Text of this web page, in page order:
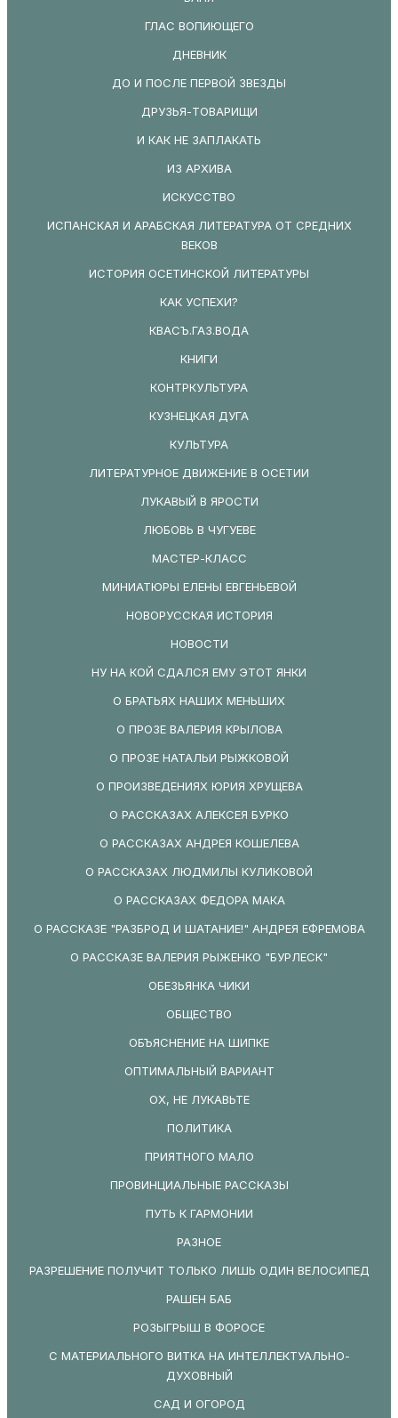
ГЛАС ВОПИЮЩЕГО
ДНЕВНИК
ДО И ПОСЛЕ ПЕРВОЙ ЗВЕЗДЫ
ДРУЗЬЯ-ТОВАРИЩИ
И КАК НЕ ЗАПЛАКАТЬ
ИЗ АРХИВА
ИСКУССТВО
ИСПАНСКАЯ И АРАБСКАЯ ЛИТЕРАТУРА ОТ СРЕДНИХ
ВЕКОВ
ИСТОРИЯ ОСЕТИНСКОЙ ЛИТЕРАТУРЫ
КАК УСПЕХИ?
КВАСЪ.ГАЗ.ВОДА
КНИГИ
КОНТРКУЛЬТУРА
КУЗНЕЦКАЯ ДУГА
КУЛЬТУРА
ЛИТЕРАТУРНОЕ ДВИЖЕНИЕ В ОСЕТИИ
ЛУКАВЫЙ В ЯРОСТИ
ЛЮБОВЬ В ЧУГУЕВЕ
МАСТЕР-КЛАСС
МИНИАТЮРЫ ЕЛЕНЫ ЕВГЕНЬЕВОЙ
НОВОРУССКАЯ ИСТОРИЯ
НОВОСТИ
НУ НА КОЙ СДАЛСЯ ЕМУ ЭТОТ ЯНКИ
О БРАТЬЯХ НАШИХ МЕНЬШИХ
О ПРОЗЕ ВАЛЕРИЯ КРЫЛОВА
О ПРОЗЕ НАТАЛЬИ РЫЖКОВОЙ
О ПРОИЗВЕДЕНИЯХ ЮРИЯ ХРУЩЕВА
О РАССКАЗАХ АЛЕКСЕЯ БУРКО
О РАССКАЗАХ АНДРЕЯ КОШЕЛЕВА
О РАССКАЗАХ ЛЮДМИЛЫ КУЛИКОВОЙ
О РАССКАЗАХ ФЕДОРА МАКА
О РАССКАЗЕ "РАЗБРОД И ШАТАНИЕ!" АНДРЕЯ ЕФРЕМОВА
О РАССКАЗЕ ВАЛЕРИЯ РЫЖЕНКО "БУРЛЕСК"
ОБЕЗЬЯНКА ЧИКИ
ОБЩЕСТВО
ОБЪЯСНЕНИЕ НА ШИПКЕ
ОПТИМАЛЬНЫЙ ВАРИАНТ
ОХ, НЕ ЛУКАВЬТЕ
ПОЛИТИКА
ПРИЯТНОГО МАЛО
ПРОВИНЦИАЛЬНЫЕ РАССКАЗЫ
ПУТЬ К ГАРМОНИИ
РАЗНОЕ
РАЗРЕШЕНИЕ ПОЛУЧИТ ТОЛЬКО ЛИШЬ ОДИН ВЕЛОСИПЕД
РАШЕН БАБ
РОЗЫГРЫШ В ФОРОСЕ
С МАТЕРИАЛЬНОГО ВИТКА НА ИНТЕЛЛЕКТУАЛЬНО-
ДУХОВНЫЙ
САД И ОГОРОД